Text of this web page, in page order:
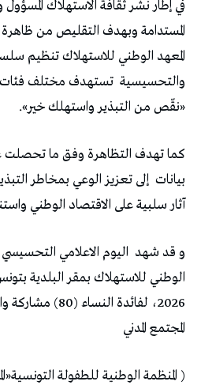
في إطار نشر ثقافة الاستهلاك
المستدامة وبهدف التقليص من ظاهرة
المعهد الوطني للاستهلاك تنظيم
والتحسيسية تستهدف مختلف فئات
«نقّص من التبذير واستهلك خير».
كما تهدف التظاهرة وفق ما تحصلت
بيانات إلى تعزيز الوعي بمخاطر
آثار سلبية على الاقتصاد الوطني
و قد شهد اليوم الاعلامي التحسيسي
2026، لفائدة النساء (80) مشاركة واسعة من
المجتمع المدني
( المنظمة الوطنية للطفولة